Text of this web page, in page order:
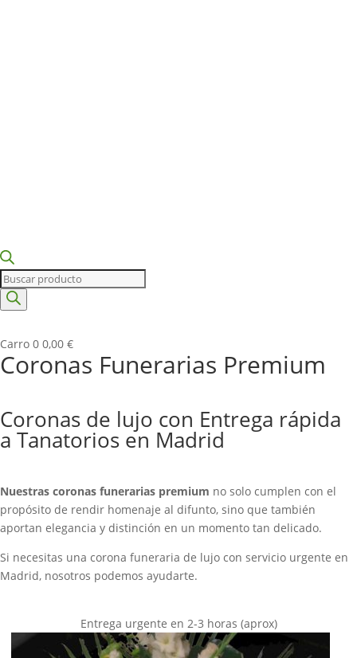
Búsqueda
de
productos
Carro 0 0,00 €
Coronas Funerarias Premium
Coronas de lujo con Entrega rápida
a Tanatorios en Madrid
Nuestras coronas funerarias premium no solo cumplen con el
propósito de rendir homenaje al difunto, sino que también
aportan elegancia y distinción en un momento tan delicado.
Si necesitas una corona funeraria de lujo con servicio urgente en
Madrid, nosotros podemos ayudarte.
Entrega urgente en 2-3 horas (aprox)